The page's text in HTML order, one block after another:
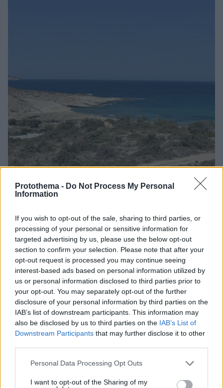
Protothema - Do Not Process My Personal
Information
If you wish to opt-out of the sale, sharing to third parties, or
processing of your personal or sensitive information for
targeted advertising by us, please use the below opt-out
section to confirm your selection. Please note that after your
opt-out request is processed you may continue seeing
interest-based ads based on personal information utilized by
us or personal information disclosed to third parties prior to
your opt-out. You may separately opt-out of the further
disclosure of your personal information by third parties on the
IAB’s list of downstream participants. This information may
also be disclosed by us to third parties on the IAB’s List of
Downstream Participants that may further disclose it to other
Please note that this website/app uses one or more Google
not limited to your visit or usage behaviour. You may click to
Personal Data Processing Opt Outs
I want to opt-out of the Sharing of my